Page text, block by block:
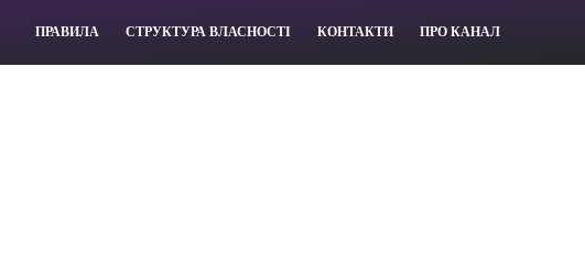
ПРАВИЛА СТРУКТУРА ВЛАСНОСТІ КОНТАКТИ ПРО КАНАЛ